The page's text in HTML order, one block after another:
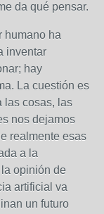
da qué pensar.
humano ha
inventar
hay
La cuestión es
las cosas, las
nos dejamos
realmente esas
a la
opinión de
artificial va
un futuro